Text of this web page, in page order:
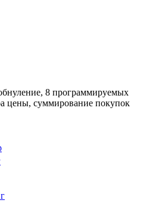
8 программируемых
цены, суммирование покупок